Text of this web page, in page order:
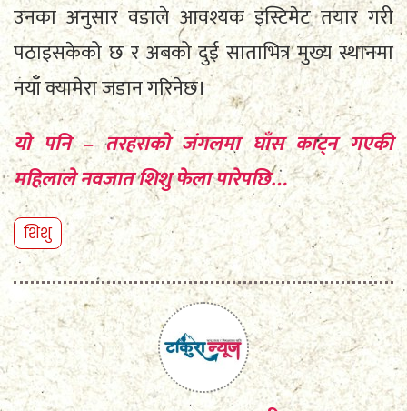
उनका अनुसार वडाले आवश्यक इस्टिमेट तयार गरी
पठाइसकेको छ र अबको दुई साताभित्र मुख्य स्थानमा
नयाँ क्यामेरा जडान गरिनेछ।
यो पनि – तरहराको जंगलमा घाँस काट्न गएकी
महिलाले नवजात शिशु फेला पारेपछि…
शिशु